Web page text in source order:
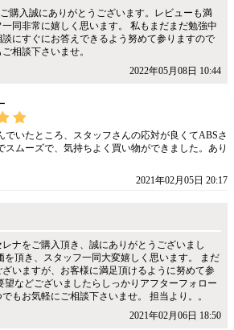
購入誠にありがとうございます。レビューも満
同非常に嬉しく思います。 私もまだまだ勉強中
にすぐにお答えできるよう努めて参りますので
相談下さいませ。
2022年05月08日 10:44
でいたところ、スタッフさんの応対が良くてABSさ
スムーズで、気持ちよく買い物ができました。あり
2021年02月05日 20:17
ナをご購入頂き、誠にありがとうございまし
を頂き、スタッフ一同大変嬉しく思います。 まだ
いますが、お客様に満足頂けるように努めて参
望などございましたらしっかりアフターフォロー
もお気軽にご相談下さいませ。 担当より。。
2021年02月06日 18:50